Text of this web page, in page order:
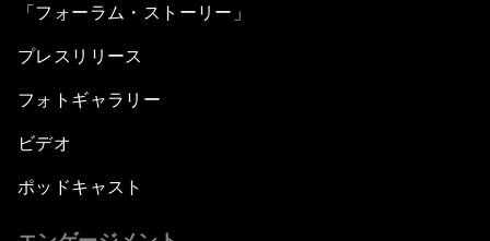
「フォーラム・ストーリー」
プレスリリース
フォトギャラリー
ビデオ
ポッドキャスト